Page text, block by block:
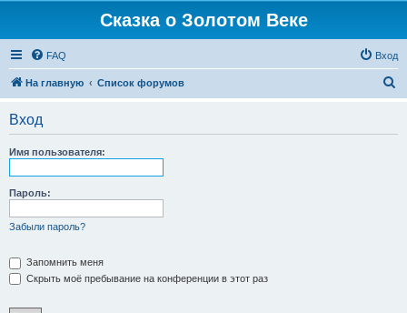
Сказка о Золотом Веке
FAQ Вход
На главную Список форумов
Вход
Имя пользователя:
Пароль:
Забыли пароль?
Запомнить меня
Скрыть моё пребывание на конференции в этот раз